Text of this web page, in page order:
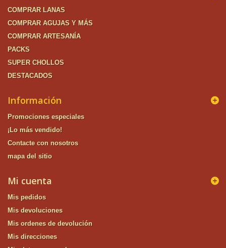
COMPRAR LANAS
COMPRAR AGUJAS Y MÁS
COMPRAR ARTESANÍA
PACKS
SUPER CHOLLOS
DESTACADOS
Información
Promociones especiales
¡Lo más vendido!
Contacte con nosotros
mapa del sitio
Mi cuenta
Mis pedidos
Mis devoluciones
Mis ordenes de devolución
Mis direcciones